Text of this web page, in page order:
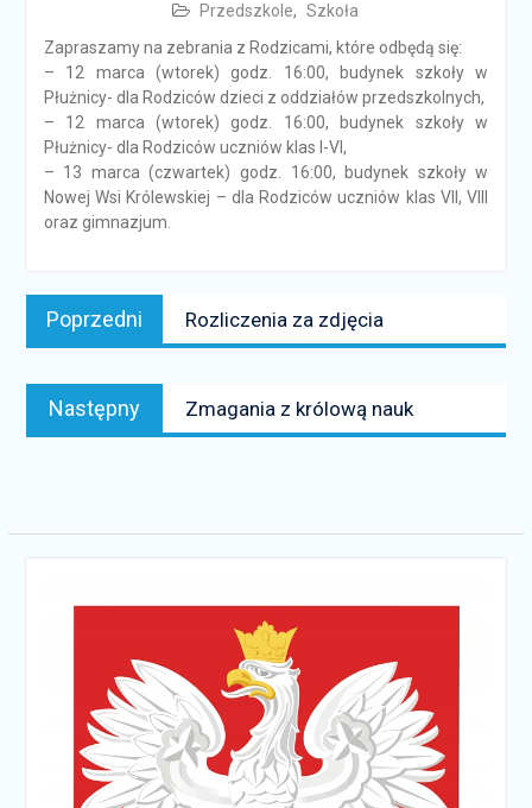
Przedszkole, Szkoła
Zapraszamy na zebrania z Rodzicami, które odbędą się:
– 12 marca (wtorek) godz. 16:00, budynek szkoły w
Płużnicy- dla Rodziców dzieci z oddziałów przedszkolnych,
– 12 marca (wtorek) godz. 16:00, budynek szkoły w
Płużnicy- dla Rodziców uczniów klas I-VI,
– 13 marca (czwartek) godz. 16:00, budynek szkoły w
Nowej Wsi Królewskiej – dla Rodziców uczniów klas VII, VIII
oraz gimnazjum.
Nawigacja
wpisu
Poprzedni
news:
Rozliczenia za zdjęcia
Następny
news:
Zmagania z królową nauk